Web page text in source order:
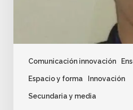
Comunicación innovación
Espacio y forma Innovación
Secundaria y media